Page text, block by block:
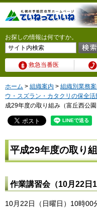
お探しの情報は何ですか。
救急当番医
ホーム > 組織案内 > 組織別業務
ウ・スズラン・カタクリの保全
成29年度の取り組み（富丘西公園
平成29年度の取り
作業講習会（10月22日
10月22日（日曜日）10時00